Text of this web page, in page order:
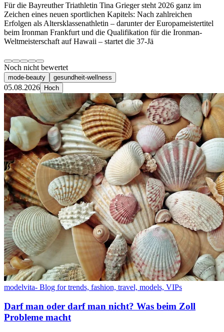
Für die Bayreuther Triathletin Tina Grieger steht 2026 ganz im
Zeichen eines neuen sportlichen Kapitels: Nach zahlreichen
Erfolgen als Altersklassenathletin – darunter der Europameistertitel
beim Ironman Frankfurt und die Qualifikation für die Ironman-
Weltmeisterschaft auf Hawaii – startet die 37-Jä
Noch nicht bewertet
mode-beauty gesundheit-wellness
05.08.2026 Hoch
modelvita- Blog for trends, fashion, travel, models, VIPs
Darf man oder darf man nicht? Was beim Zoll
Probleme macht